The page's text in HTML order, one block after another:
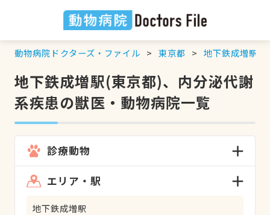
動物病院ドクターズ・ファイル 東京都 地下鉄成増駅
地下鉄成増駅(東京都)、内分泌代謝
系疾患の獣医・動物病院一覧
診療動物
エリア・駅
地下鉄成増駅